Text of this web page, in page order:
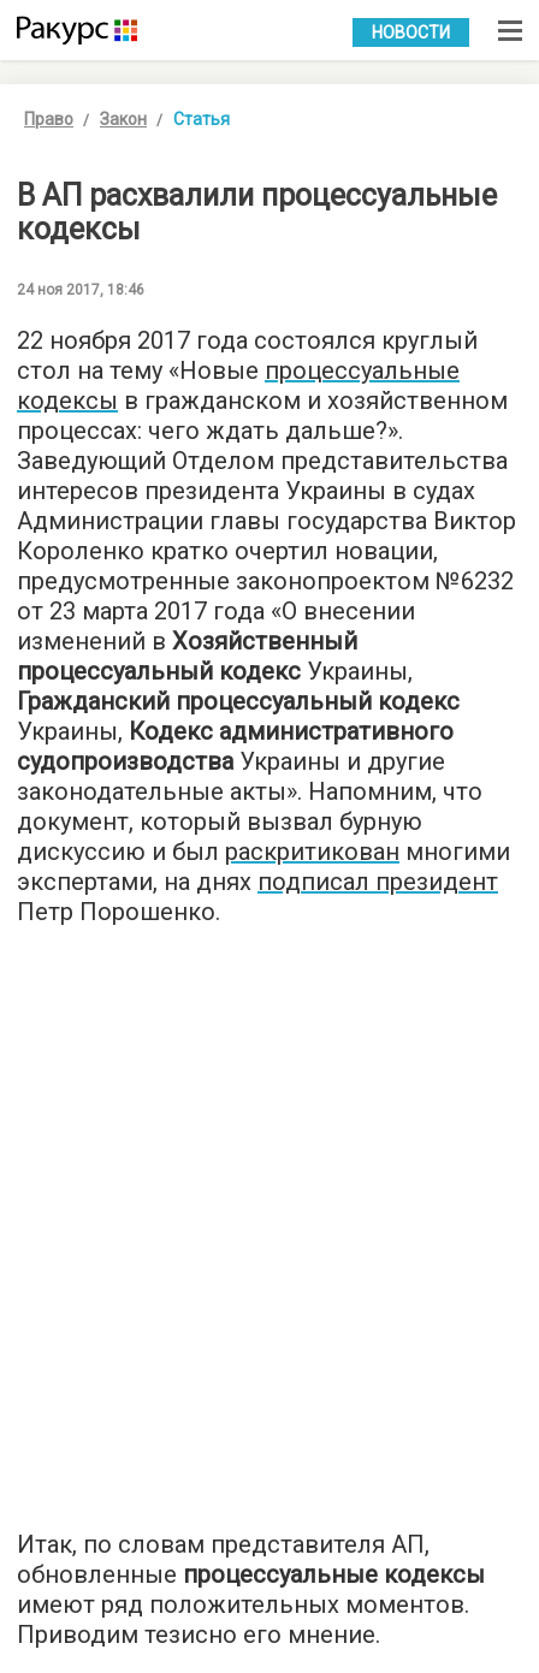
УКР РУС
НОВОСТИ
Право Закон Статья
В АП расхвалили процессуальные
кодексы
24 ноя 2017, 18:46
22 ноября 2017 года состоялся круглый
стол на тему «Новые процессуальные
кодексы в гражданском и хозяйственном
процессах: чего ждать дальше?».
Заведующий Отделом представительства
интересов президента Украины в судах
Администрации главы государства Виктор
Короленко кратко очертил новации,
предусмотренные законопроектом №6232
от 23 марта 2017 года «О внесении
изменений в Хозяйственный
процессуальный кодекс Украины,
Гражданский процессуальный кодекс
Украины, Кодекс административного
судопроизводстваУкраины и другие
законодательные акты». Напомним, что
документ, который вызвал бурную
дискуссию и был раскритикован многими
экспертами, на днях подписал президент
Петр Порошенко.
Итак, по словам представителя АП,
обновленные процессуальные кодексы
имеют ряд положительных моментов.
Приводим тезисно его мнение.